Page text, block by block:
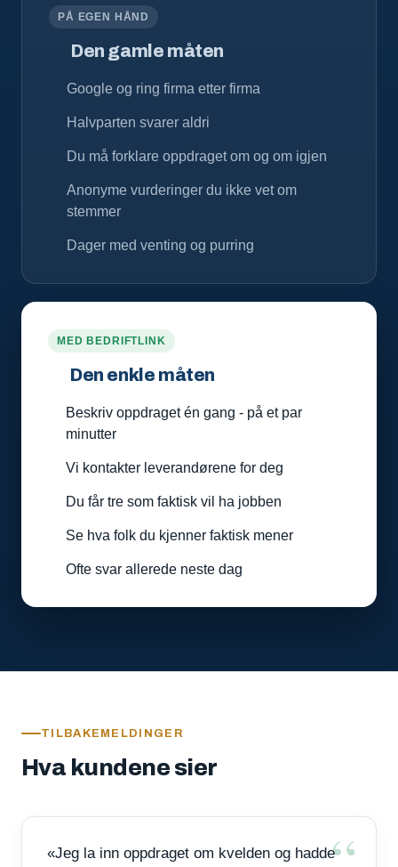
PÅ EGEN HÅND
Den gamle måten
Google og ring firma etter firma
Halvparten svarer aldri
Du må forklare oppdraget om og om igjen
Anonyme vurderinger du ikke vet om
stemmer
Dager med venting og purring
MED BEDRIFTLINK
Den enkle måten
Beskriv oppdraget én gang - på et par
minutter
Vi kontakter leverandørene for deg
Du får tre som faktisk vil ha jobben
Se hva folk du kjenner faktisk mener
Ofte svar allerede neste dag
TILBAKEMELDINGER
Hva kundene sier
«Jeg la inn oppdraget om kvelden og hadde